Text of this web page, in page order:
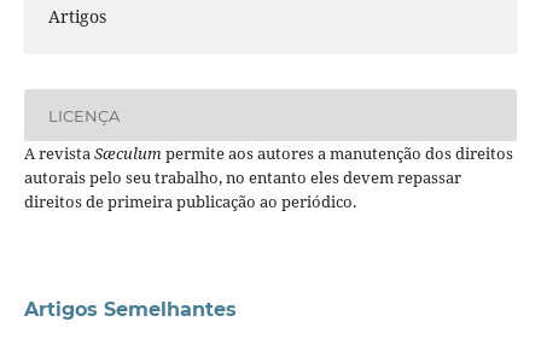
Artigos
LICENÇA
A revistaSæculumpermite aos autores a manutenção dos direitos
autorais pelo seu trabalho, no entanto eles devem repassar
direitos de primeira publicação ao periódico.
Artigos Semelhantes